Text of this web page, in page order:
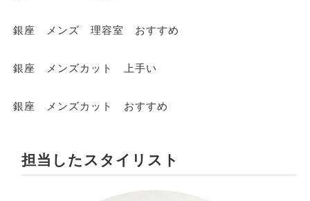
銀座 メンズ 理容室 おすすめ
銀座 メンズカット 上手い
銀座 メンズカット おすすめ
担当したスタイリスト